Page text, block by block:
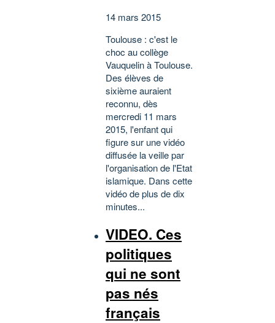
14 mars 2015
Toulouse : c'est le
choc au collège
Vauquelin à Toulouse.
Des élèves de
sixième auraient
reconnu, dès
mercredi 11 mars
2015, l'enfant qui
figure sur une vidéo
diffusée la veille par
l'organisation de l'Etat
islamique. Dans cette
vidéo de plus de dix
minutes...
VIDEO. Ces
politiques
qui ne sont
pas nés
français